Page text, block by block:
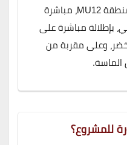
يقع المشروع في قلب منطقة MU12، مباشرة
بإطلالة مباشرة على
وعلى مقربة من
الماسة.
للمشروع؟